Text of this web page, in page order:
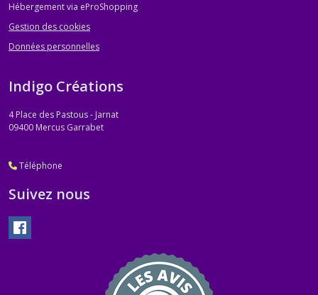
Hébergement via eProShopping
Gestion des cookies
Données personnelles
Indigo Créations
4 Place des Pastous - Jarnat
09400 Mercus Garrabet
Téléphone
Suivez nous